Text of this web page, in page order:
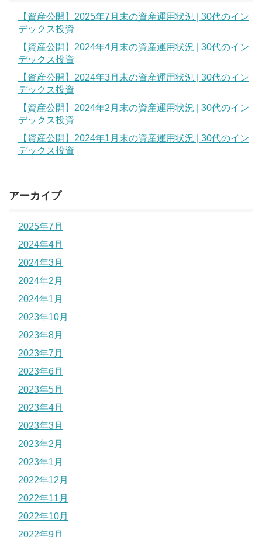
【資産公開】2025年7月末の資産運用状況 | 30代のイン
デックス投資
【資産公開】2024年4月末の資産運用状況 | 30代のイン
デックス投資
【資産公開】2024年3月末の資産運用状況 | 30代のイン
デックス投資
【資産公開】2024年2月末の資産運用状況 | 30代のイン
デックス投資
【資産公開】2024年1月末の資産運用状況 | 30代のイン
デックス投資
アーカイブ
2025年7月
2024年4月
2024年3月
2024年2月
2024年1月
2023年10月
2023年8月
2023年7月
2023年6月
2023年5月
2023年4月
2023年3月
2023年2月
2023年1月
2022年12月
2022年11月
2022年10月
2022年9月